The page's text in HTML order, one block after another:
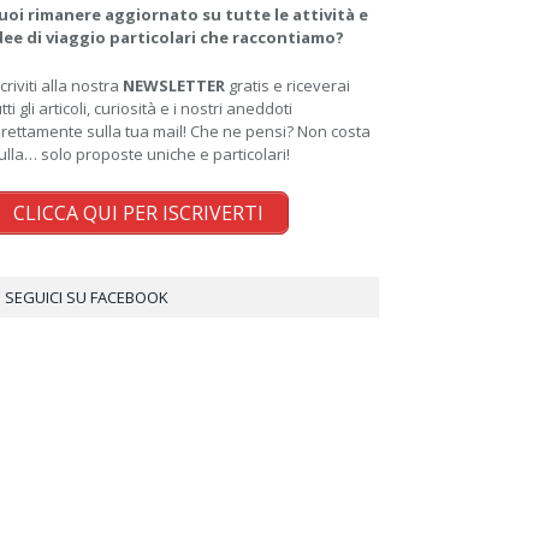
rimanere aggiornato su tutte le attività e
di viaggio particolari che raccontiamo?
alla nostra NEWSLETTER gratis e riceverai
gli articoli, curiosità e i nostri aneddoti
sulla tua mail! Che ne pensi? Non costa
solo proposte uniche e particolari!
CLICCA QUI PER ISCRIVERTI
SEGUICI SU FACEBOOK